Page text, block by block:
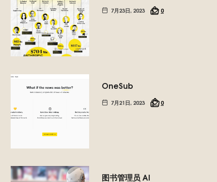
7月23日, 2023 0
OneSub
7月21日, 2023 0
图书管理员 AI